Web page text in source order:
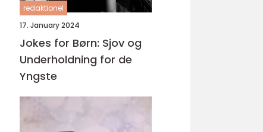
redaktionel
17. January 2024
Jokes for Børn: Sjov og
Underholdning for de
Yngste